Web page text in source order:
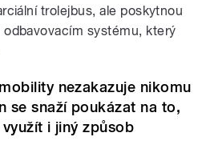
trolejbus, ale poskytnou
systému, který
nezakazuje nikomu
se snaží poukázat na to,
i jiný způsob